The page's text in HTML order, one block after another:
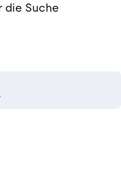
die Suche